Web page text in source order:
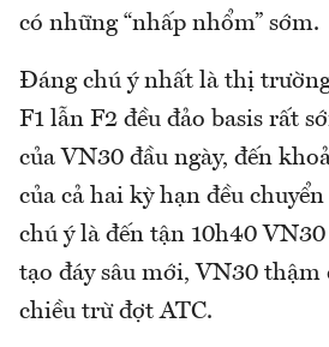
có những “nhấp nhổm” sớm.
Đáng chú ý nhất là thị
F1 lẫn F2 đều đảo basis rất
của VN30 đầu ngày, đến
của cả hai kỳ hạn đều
chú ý là đến tận 10h40
tạo đáy sâu mới, VN30 thậm
chiều trừ đợt ATC.